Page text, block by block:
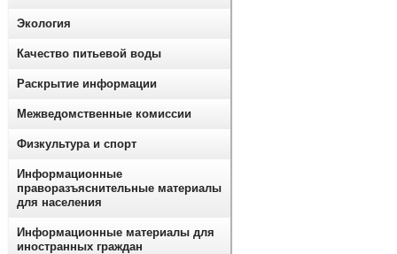
Экология
Качество питьевой воды
Раскрытие информации
Межведомственные комиссии
Физкультура и спорт
Информационные
праворазъяснительные материалы
для населения
Информационные материалы для
иностранных граждан